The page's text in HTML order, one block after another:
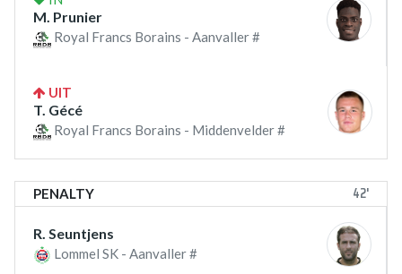
M. Prunier
Royal Francs Borains - Aanvaller #
UIT
T. Gécé
Royal Francs Borains - Middenvelder #
PENALTY 42'
R. Seuntjens
Lommel SK - Aanvaller #